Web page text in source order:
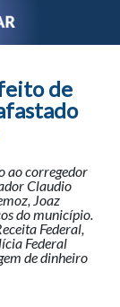
de
ao corregedor
Claudio
Joaz
do município.
Federal,
Federal
de dinheiro